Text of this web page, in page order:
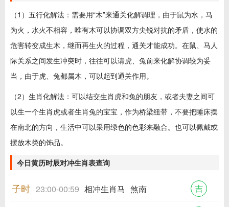
（1）五行化解法：需要用“木”来通关化解调理，由于鼠为水，马
为火，水火不相容，唯有木可以协调双方尖锐对抗的矛盾，使水的
危害转变成生木，继而再生火的过程，通关才能成功。在鼠、马人
际关系之间发生冲突时，往往可以请虎、兔前来化解协调较为妥
当，由于虎、兔都属木，可以起到通关作用。
（2）生肖化解法：可以结交生肖虎和兔的朋友，或者夫妻之间可
以生一个生肖虎或者生肖兔的宝宝，作为桥梁纽带，不要把睡床摆
在南北的方向，生活中可以采用绿色的色彩来融合。也可以佩戴或
摆放木类的饰品。
今日黄历时辰对冲生肖表查询
子时 23:00-00:59 相冲生肖马 煞南 吉